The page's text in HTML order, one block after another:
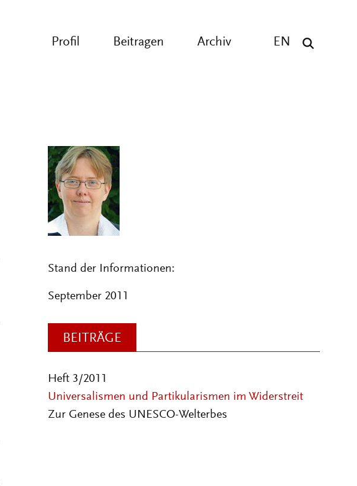
EN
Profil Beitragen Archiv
Stand der Informationen:
September 2011
BEITRÄGE
Heft 3/2011
Universalismen und Partikularismen im Widerstreit
Zur Genese des UNESCO-Welterbes